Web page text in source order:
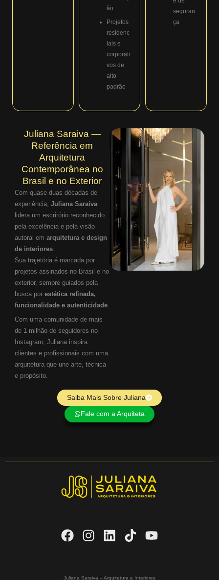
ão
Projetos
residenc
iais e
corporati
vos de
alto
padrão
seguran
ça
Juliana Saraiva —
Referência em
Arquitetura
Contemporânea no
Brasil e no Exterior
Com quase duas décadas de
experiência, Juliana Saraiva
lidera um escritório reconhecido
pela excelência e pela visão
autoral em arquitetura e design
de interiores
Sua trajetória é marcada por
projetos assinados no Brasil e no
exterior, sempre guiados pela
busca por estética refinada,
funcionalidade e autenticidade
Com uma comunidade de mais
de 1 milhão de seguidores no
Instagram, Juliana inspira
clientes e profissionais com uma
arquitetura que une arte, técnica
e propósito.
Saiba Mais Sobre Juliana
Fale com a Arquiteta
Juliana Saraiva – Arquitetura e Interiores